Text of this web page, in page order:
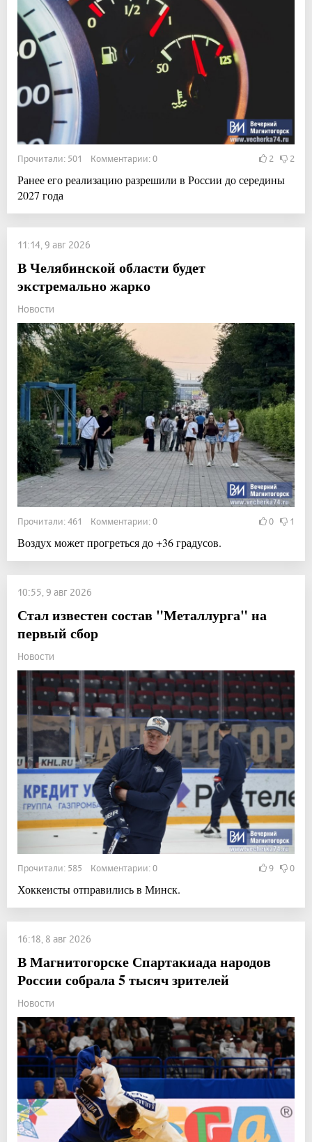
Прочитали: 501 Комментарии: 0 2 2
Ранее его реализацию разрешили в России до середины
2027 года
11:14, 9 авг 2026
В Челябинской области будет
экстремально жарко
Новости
Прочитали: 461 Комментарии: 0 0 1
Воздух может прогреться до +36 градусов.
10:55, 9 авг 2026
Стал известен состав "Металлурга" на
первый сбор
Новости
Прочитали: 585 Комментарии: 0 9 0
Хоккеисты отправились в Минск.
16:18, 8 авг 2026
В Магнитогорске Спартакиада народов
России собрала 5 тысяч зрителей
Новости